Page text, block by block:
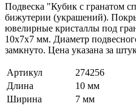
Подвеска "Кубик с гранатом
бижутерии (украшений).
ювелирные кристаллы под
10х7х7 мм. Диаметр
замкнуто. Цена указана за
Артикул
274256
Длина
10 мм
Ширина
7 мм